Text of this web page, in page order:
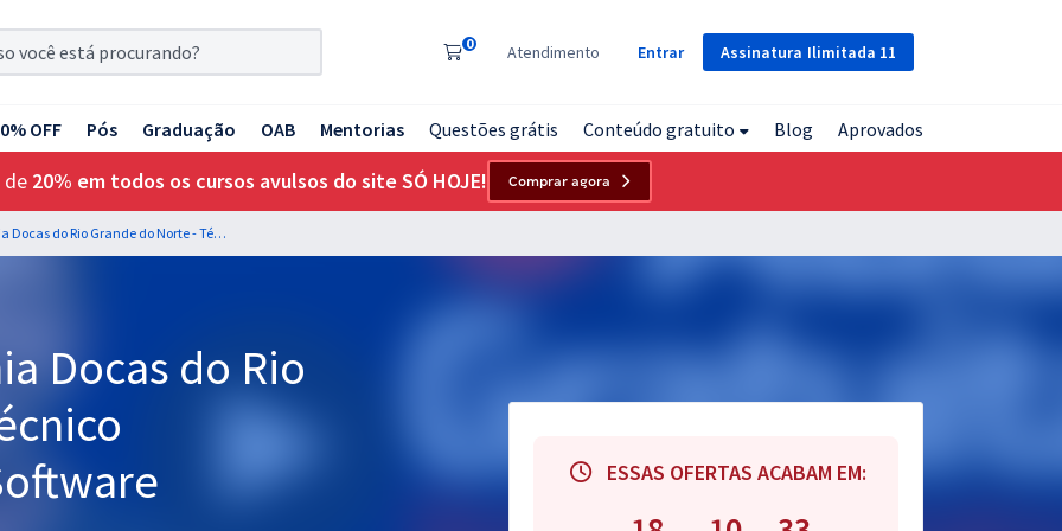
Assinatura Ilimitada 11
0 Atendimento Entrar
OFF Pós Graduação OAB Mentorias Questões grátis Conteúdo gratuito Blog Aprovados
de 20% em todos os cursos avulsos do site SÓ HOJE! Comprar agora
CODERN - Companhia Docas do Rio Grande do Norte - Técnico Desenvolvedor de Software
Docas do Rio
ESSAS OFERTAS ACABAM EM: